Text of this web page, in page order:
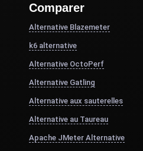
Comparer
Alternative Blazemeter
k6 alternative
Alternative OctoPerf
Alternative Gatling
Alternative aux sauterelles
Alternative au Taureau
Apache JMeter Alternative